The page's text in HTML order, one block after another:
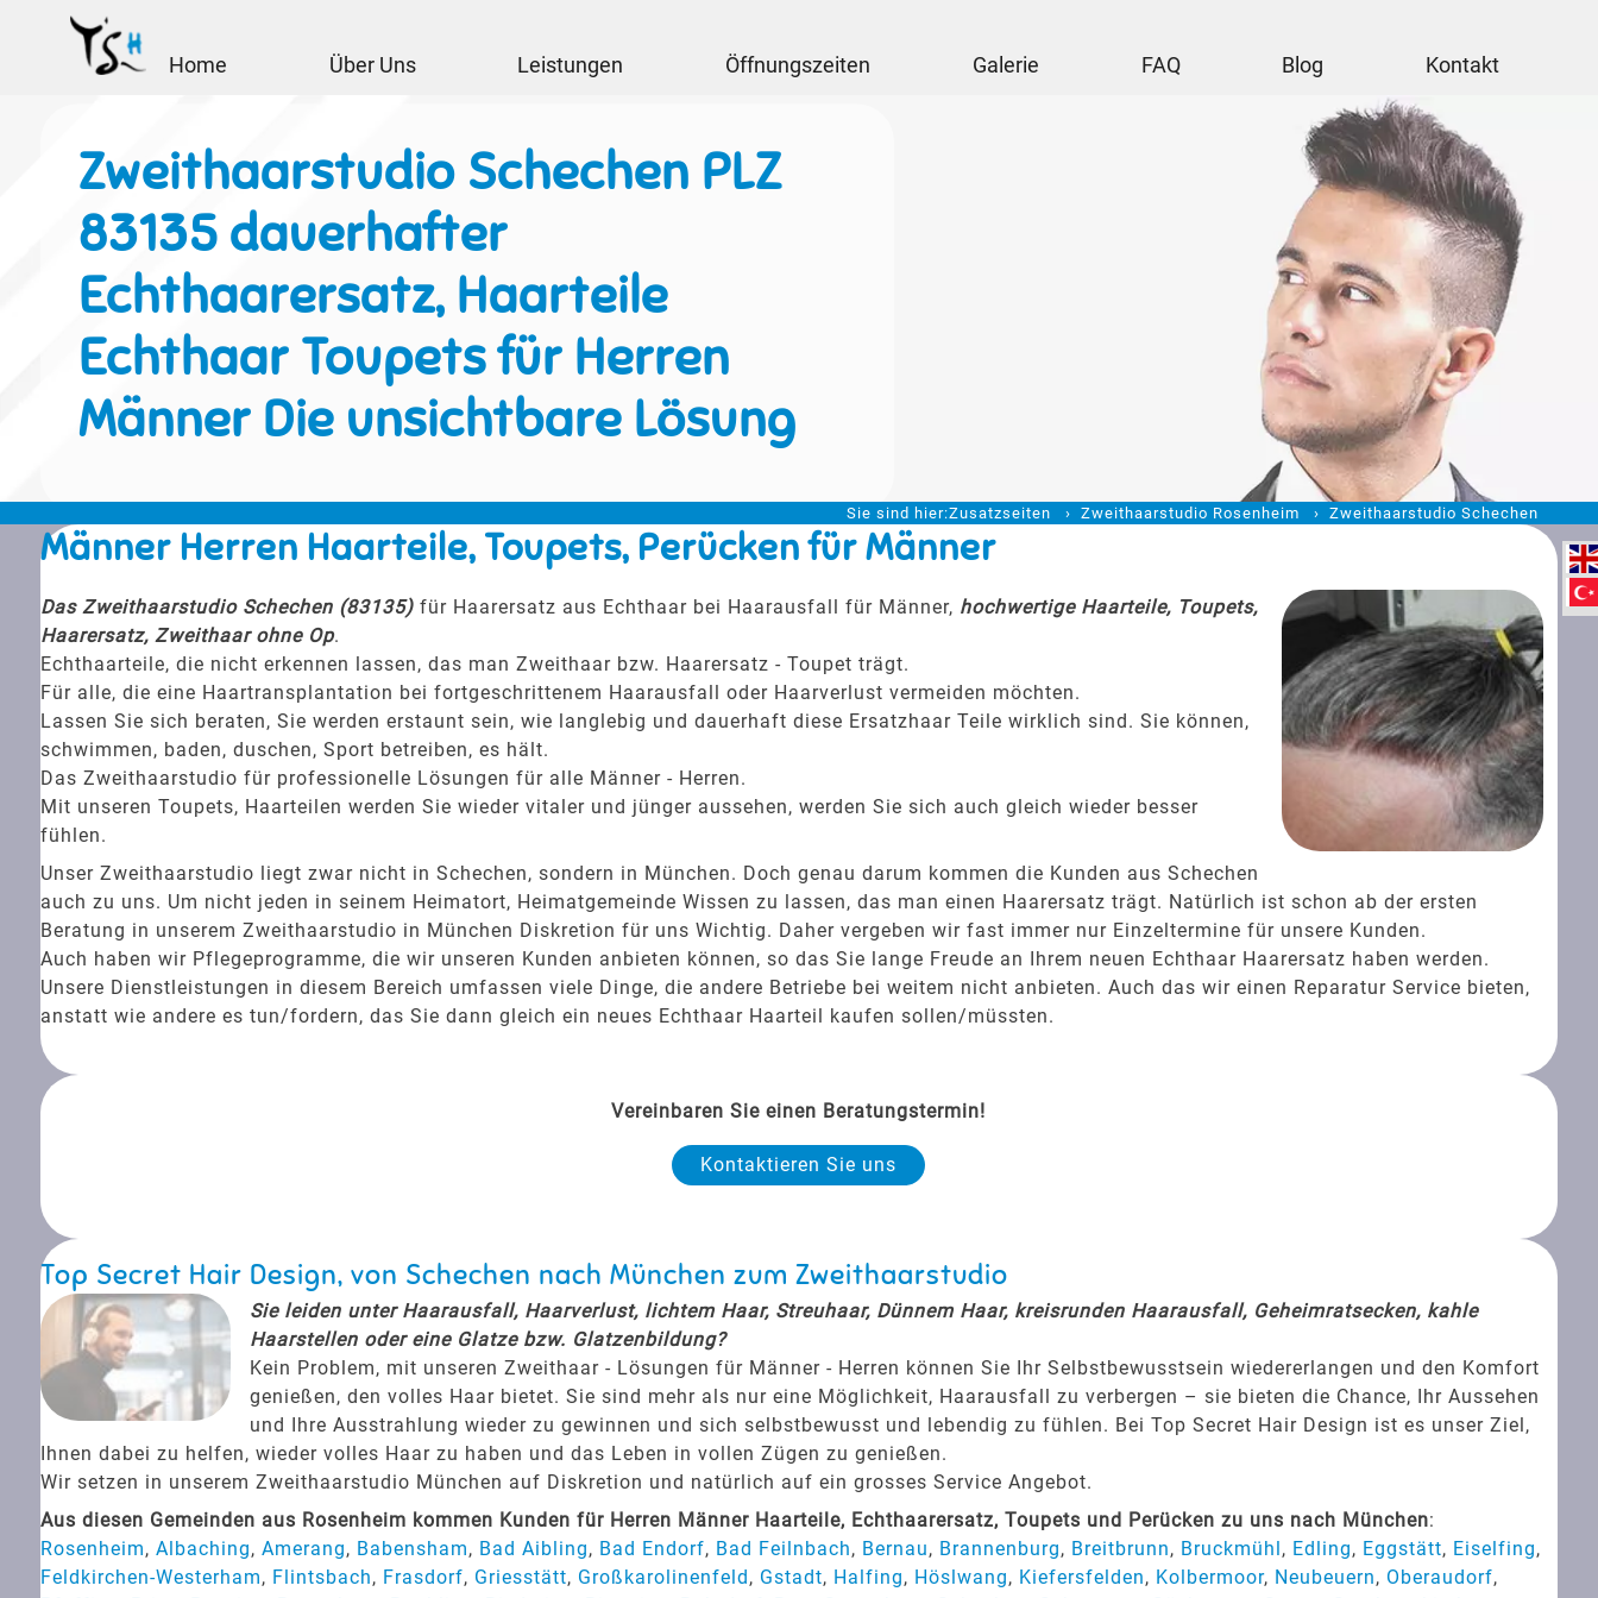
Home Über Uns Leistungen Öffnungszeiten Galerie FAQ Blog Kontakt
Zweithaarstudio Schechen PLZ
83135 dauerhafter
Echthaarersatz, Haarteile
Echthaar Toupets für Herren
Männer Die unsichtbare Lösung
Sie sind hier:Zusatzseiten Zweithaarstudio Rosenheim Zweithaarstudio Schechen
Männer Herren Haarteile, Toupets, Perücken für Männer
Das Zweithaarstudio Schechen (83135)für Haarersatz aus Echthaar bei Haarausfall für Männer, hochwertige Haarteile, Toupets,
Haarersatz, Zweithaar ohne Op.
Echthaarteile, die nicht erkennen lassen, das man Zweithaar bzw. Haarersatz - Toupet trägt.
Für alle, die eine Haartransplantation bei fortgeschrittenem Haarausfall oder Haarverlust vermeiden möchten.
Lassen Sie sich beraten, Sie werden erstaunt sein, wie langlebig und dauerhaft diese Ersatzhaar Teile wirklich sind. Sie können,
schwimmen, baden, duschen, Sport betreiben, es hält.
Das Zweithaarstudio für professionelle Lösungen für alle Männer - Herren.
Mit unseren Toupets, Haarteilen werden Sie wieder vitaler und jünger aussehen, werden Sie sich auch gleich wieder besser
fühlen.
Unser Zweithaarstudio liegt zwar nicht in Schechen, sondern in München. Doch genau darum kommen die Kunden aus Schechen
auch zu uns. Um nicht jeden in seinem Heimatort, Heimatgemeinde Wissen zu lassen, das man einen Haarersatz trägt. Natürlich ist schon ab der ersten
Beratung in unserem Zweithaarstudio in München Diskretion für uns Wichtig. Daher vergeben wir fast immer nur Einzeltermine für unsere Kunden.
Auch haben wir Pflegeprogramme, die wir unseren Kunden anbieten können, so das Sie lange Freude an Ihrem neuen Echthaar Haarersatz haben werden.
Unsere Dienstleistungen in diesem Bereich umfassen viele Dinge, die andere Betriebe bei weitem nicht anbieten. Auch das wir einen Reparatur Service bieten,
anstatt wie andere es tun/fordern, das Sie dann gleich ein neues Echthaar Haarteil kaufen sollen/müssten.
Vereinbaren Sie einen Beratungstermin!
Kontaktieren Sie uns
Top Secret Hair Design, von Schechen nach München zum Zweithaarstudio
Sie leiden unter Haarausfall, Haarverlust, lichtem Haar, Streuhaar, Dünnem Haar, kreisrunden Haarausfall, Geheimratsecken, kahle
Haarstellen oder eine Glatze bzw. Glatzenbildung?
Kein Problem, mit unseren Zweithaar - Lösungen für Männer - Herren können Sie Ihr Selbstbewusstsein wiedererlangen und den Komfort
genießen, den volles Haar bietet. Sie sind mehr als nur eine Möglichkeit, Haarausfall zu verbergen – sie bieten die Chance, Ihr Aussehen
und Ihre Ausstrahlung wieder zu gewinnen und sich selbstbewusst und lebendig zu fühlen. Bei Top Secret Hair Design ist es unser Ziel,
Ihnen dabei zu helfen, wieder volles Haar zu haben und das Leben in vollen Zügen zu genießen.
Wir setzen in unserem Zweithaarstudio München auf Diskretion und natürlich auf ein grosses Service Angebot.
Aus diesen Gemeinden aus Rosenheim kommen Kunden für Herren Männer Haarteile, Echthaarersatz, Toupets und Perücken zu uns nach München:
Rosenheim, Albaching, Amerang, Babensham, Bad Aibling, Bad Endorf, Bad Feilnbach, Bernau, Brannenburg, Breitbrunn, Bruckmühl, Edling, Eggstätt, Eiselfing,
Feldkirchen-Westerham, Flintsbach, Frasdorf, Griesstätt, Großkarolinenfeld, Gstadt, Halfing, Höslwang, Kiefersfelden, Kolbermoor, Neubeuern, Oberaudorf,